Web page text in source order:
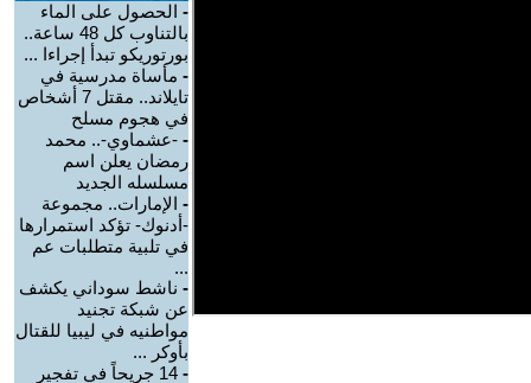
- الحصول على الماء
بالتناوب كل 48 ساعة..
بورتوريكو تبدأ إجراءا ...
- مأساة مدرسية في
تايلاند.. مقتل 7 أشخاص
في هجوم مسلح
- -عشماوي-.. محمد
رمضان يعلن اسم
مسلسله الجديد
- الإمارات.. مجموعة
-أدنوك- تؤكد استمرارها
في تلبية متطلبات عم
...
- ناشط سوداني يكشف
عن شبكة تجنيد
مواطنيه في ليبيا للقتال
بأوكر ...
-
14 جريحاً في تفجير